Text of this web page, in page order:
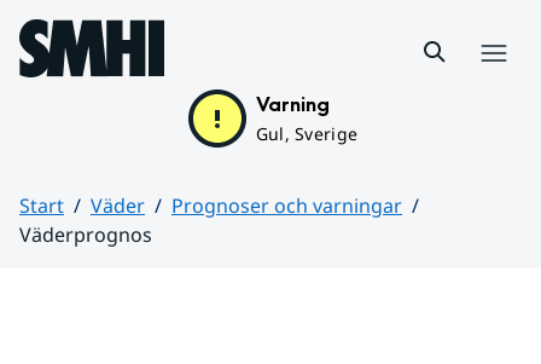
Hoppa till sidans innehåll
Varning
Gul, Sverige
Start Väder
Prognoser och varningar
Väderprognos